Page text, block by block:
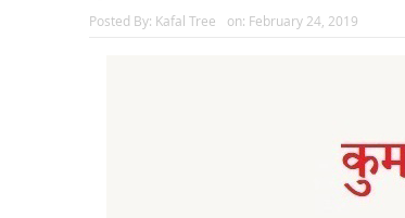
Posted By: Kafal Tree on: February 24, 2019